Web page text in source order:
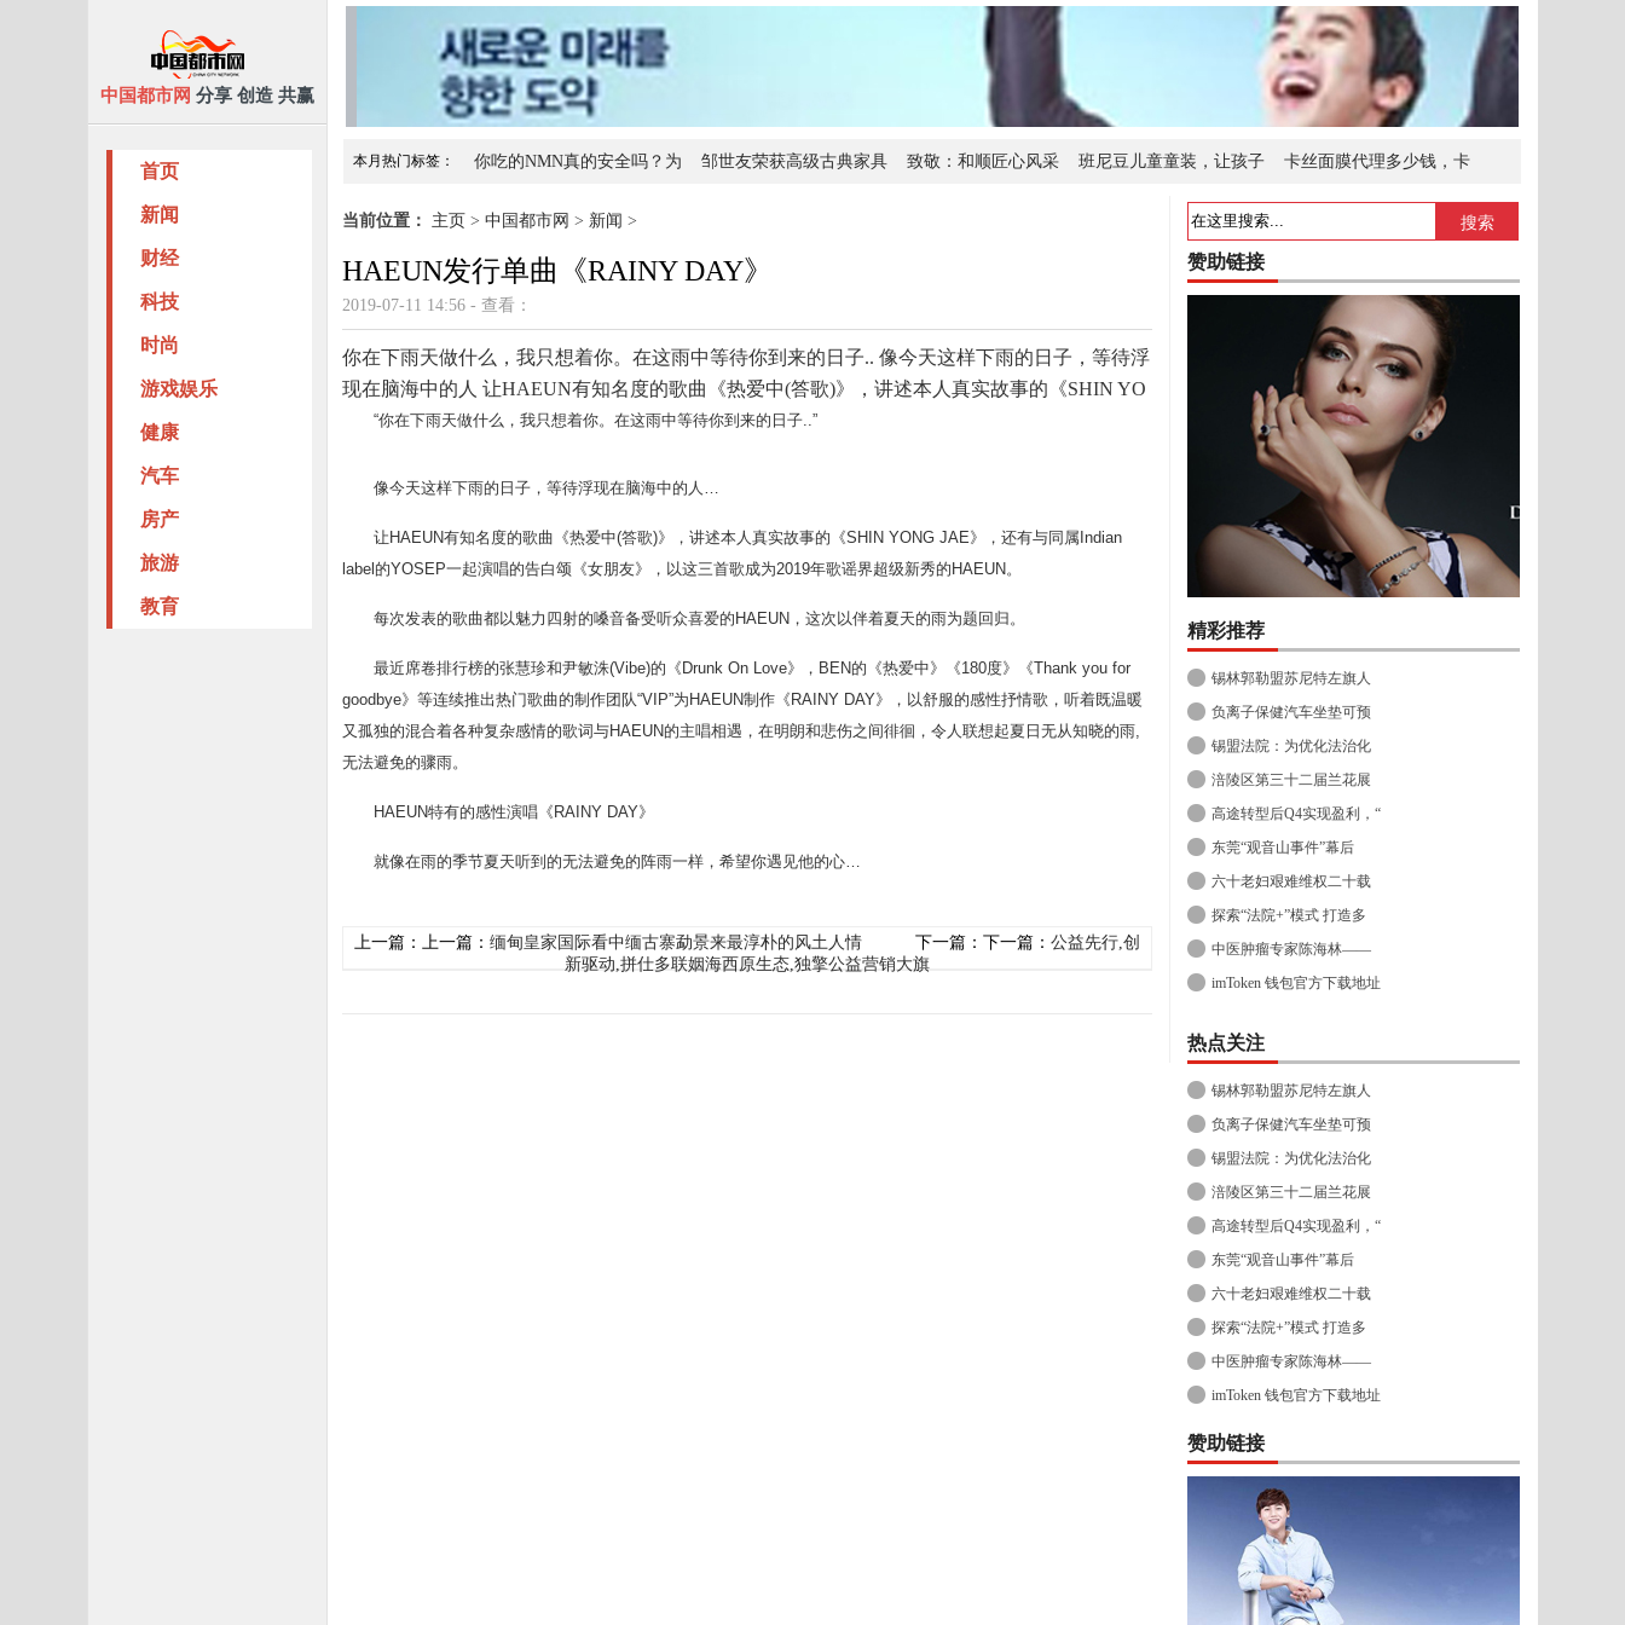
中国都市网 分享 创造 共赢
首页
新闻
财经
科技
时尚
游戏娱乐
健康
汽车
房产
旅游
教育
本月热门标签： 你吃的NMN真的安全吗？为 邹世友荣获高级古典家具 致敬：和顺匠心风采 班尼豆儿童童装，让孩子 卡丝面膜代理多少钱，卡
DeFi、科技、商业，从路演
当前位置：
主页 > 中国都市网 > 新闻 >
HAEUN发行单曲《RAINY DAY》
2019-07-11 14:56 - 查看：
你在下雨天做什么，我只想着你。在这雨中等待你到来的日子.. 像今天这样下雨的日子，等待浮
现在脑海中的人 让HAEUN有知名度的歌曲《热爱中(答歌)》，讲述本人真实故事的《SHIN YO
“你在下雨天做什么，我只想着你。在这雨中等待你到来的日子..”
像今天这样下雨的日子，等待浮现在脑海中的人…
让HAEUN有知名度的歌曲《热爱中(答歌)》，讲述本人真实故事的《SHIN YONG JAE》，还有与同属Indian
label的YOSEP一起演唱的告白颂《女朋友》，以这三首歌成为2019年歌谣界超级新秀的HAEUN。
每次发表的歌曲都以魅力四射的嗓音备受听众喜爱的HAEUN，这次以伴着夏天的雨为题回归。
最近席卷排行榜的张慧珍和尹敏洙(Vibe)的《Drunk On Love》，BEN的《热爱中》《180度》《Thank you for
goodbye》等连续推出热门歌曲的制作团队“VIP”为HAEUN制作《RAINY DAY》，以舒服的感性抒情歌，听着既温暖
又孤独的混合着各种复杂感情的歌词与HAEUN的主唱相遇，在明朗和悲伤之间徘徊，令人联想起夏日无从知晓的雨,
无法避免的骤雨。
HAEUN特有的感性演唱《RAINY DAY》
就像在雨的季节夏天听到的无法避免的阵雨一样，希望你遇见他的心…
上一篇：上一篇： 缅甸皇家国际看中缅古寨勐景来最淳朴的风土人情 下一篇：下一篇： 公益先行,创
新驱动,拼仕多联姻海西原生态,独擎公益营销大旗
搜索
赞助链接
精彩推荐
锡林郭勒盟苏尼特左旗人
负离子保健汽车坐垫可预
锡盟法院：为优化法治化
涪陵区第三十二届兰花展
高途转型后Q4实现盈利，“
东莞“观音山事件”幕后
六十老妇艰难维权二十载
探索“法院+”模式 打造多
中医肿瘤专家陈海林——
imToken 钱包官方下载地址
热点关注
锡林郭勒盟苏尼特左旗人
负离子保健汽车坐垫可预
锡盟法院：为优化法治化
涪陵区第三十二届兰花展
高途转型后Q4实现盈利，“
东莞“观音山事件”幕后
六十老妇艰难维权二十载
探索“法院+”模式 打造多
中医肿瘤专家陈海林——
imToken 钱包官方下载地址
赞助链接